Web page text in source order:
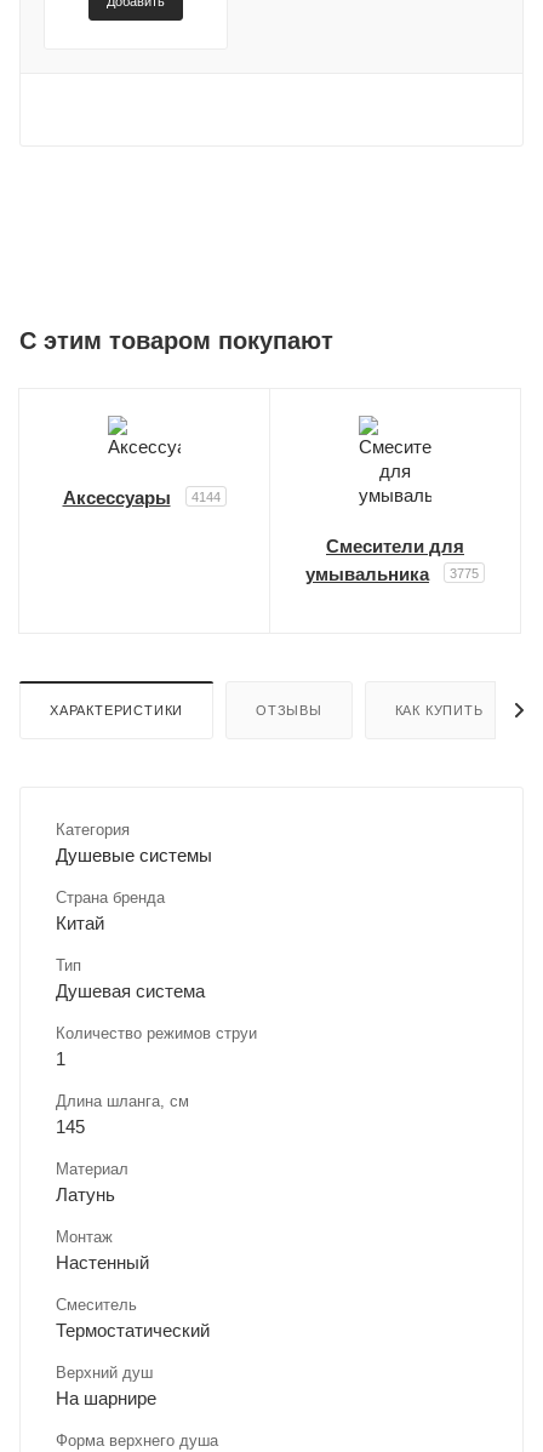
C этим товаром покупают
Аксессуары 4144
Смесители для
умывальника
3775
ХАРАКТЕРИСТИКИ ОТЗЫВЫ КАК КУПИТЬ
Категория
Душевые системы
Страна бренда
Китай
Тип
Душевая система
Количество режимов струи
1
Длина шланга, см
145
Материал
Латунь
Монтаж
Настенный
Смеситель
Термостатический
Верхний душ
На шарнире
Форма верхнего душа